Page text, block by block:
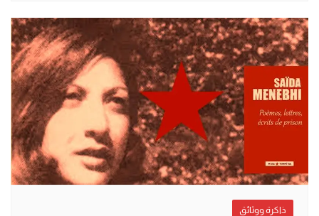
ذاكرة ووثائق